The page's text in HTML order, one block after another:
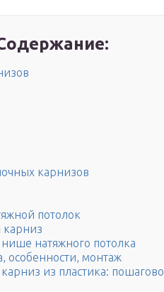
карнизов
потолок
натяжного потолка
особенности, монтаж
из пластика: пошагово